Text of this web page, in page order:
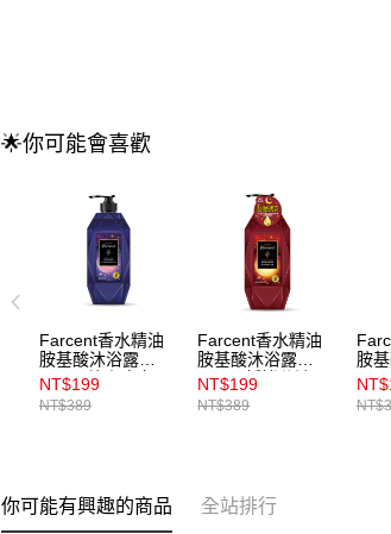
🌟你可能會喜歡
Farcent香水精油
胺基酸沐浴露
780g_望幽晚安
NT$199
NT$389
Farcent香水精油
胺基酸沐浴露
780g_靜謐谷池
NT$199
NT$389
胺
你可能有興趣的商品 全站排行